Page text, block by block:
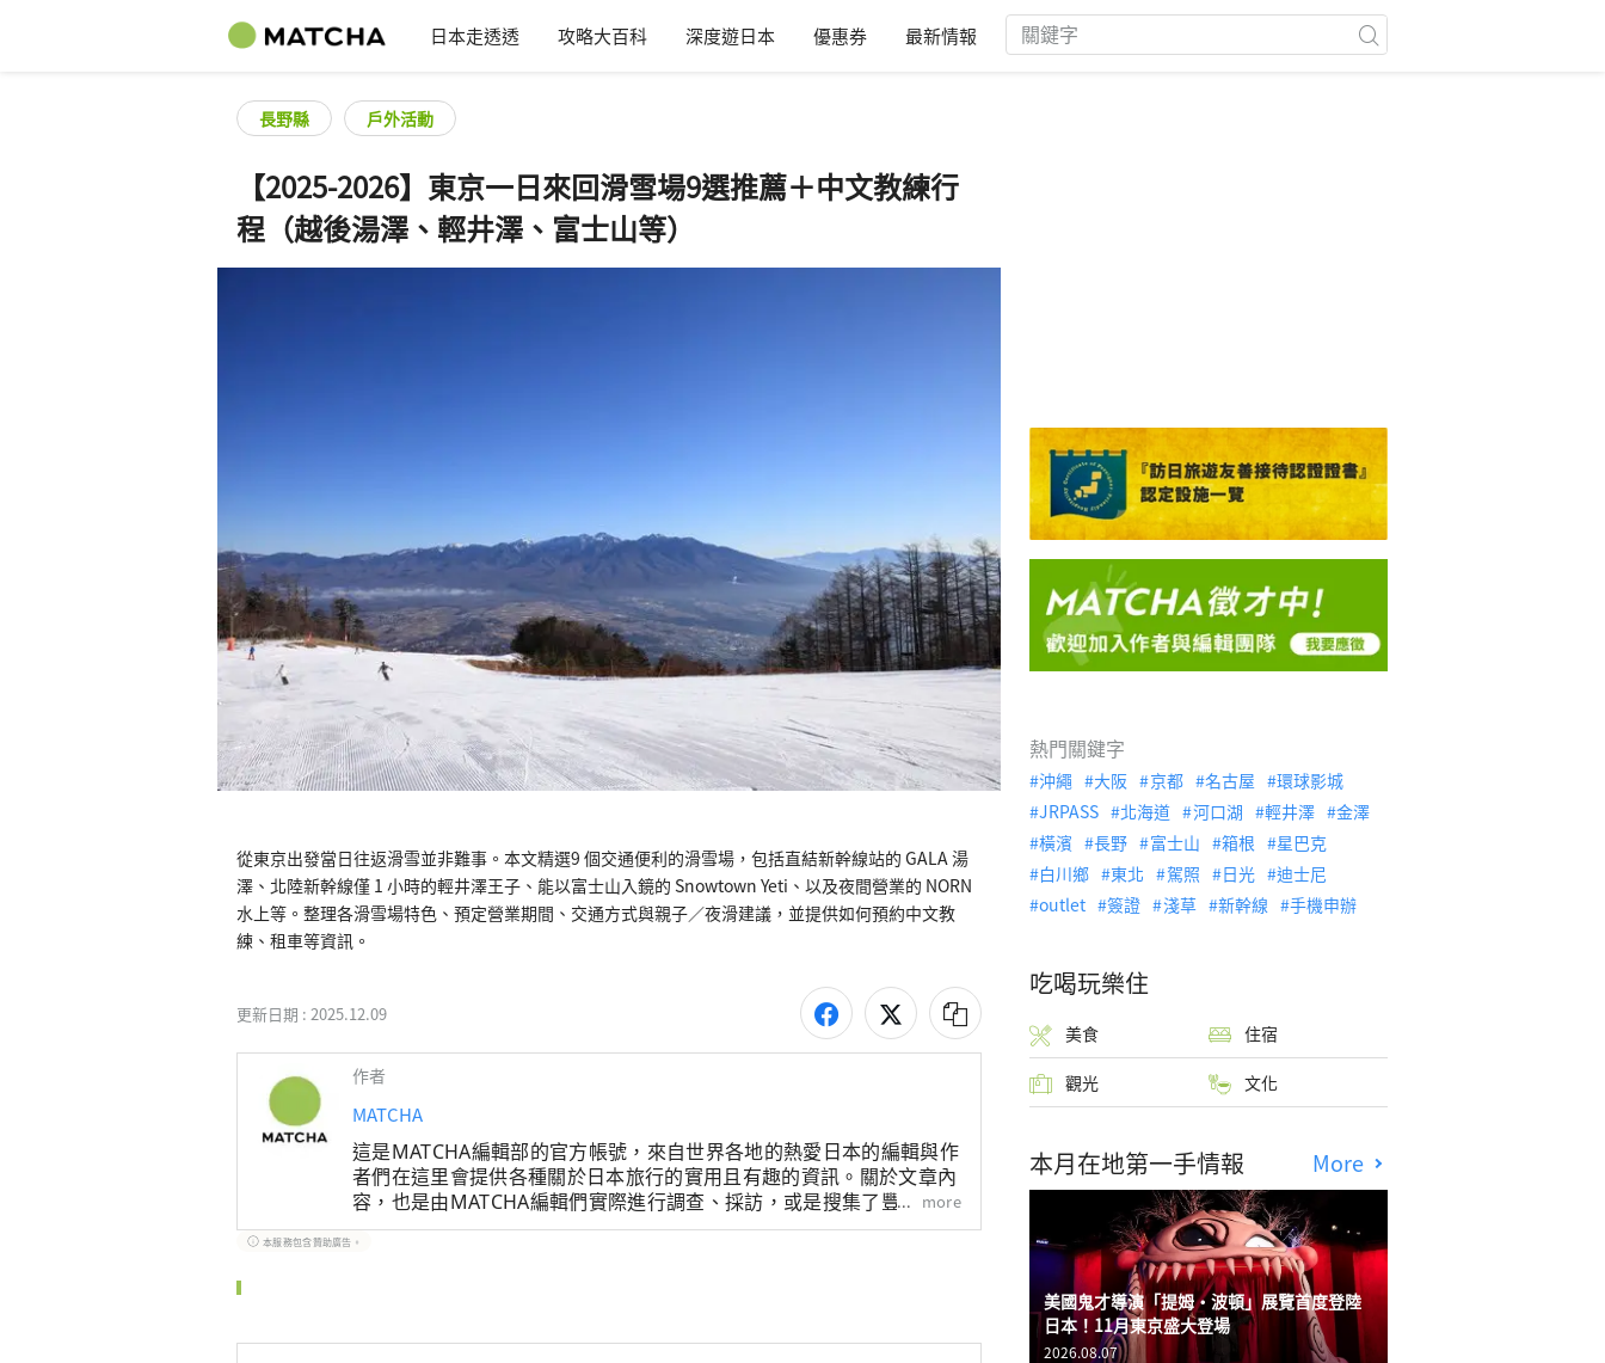
日本走透透 攻略大百科 深度遊日本 優惠券 最新情報
長野縣 戶外活動
【2025-2026】東京一日來回滑雪場9選推薦＋中文教練行
程（越後湯澤、輕井澤、富士山等）
從東京出發當日往返滑雪並非難事。本文精選9 個交通便利的滑雪場，包括直結新幹線站的 GALA 湯
澤、北陸新幹線僅 1 小時的輕井澤王子、能以富士山入鏡的 Snowtown Yeti、以及夜間營業的 NORN
水上等。整理各滑雪場特色、預定營業期間、交通方式與親子／夜滑建議，並提供如何預約中文教
練、租車等資訊。
更新日期 : 2025.12.09
作者
MATCHA
這是MATCHA編輯部的官方帳號，來自世界各地的熱愛日本的編輯與作
者們在這里會提供各種關於日本旅行的實用且有趣的資訊。關於文章內
容，也是由MATCHA編輯們實際進行調查、採訪，或是搜集了豐富的旅
遊情報後，根據這些資訊來撰寫文章。
more
本服務包含贊助廣告。
熱門關鍵字
沖繩 大阪 京都 名古屋
環球影城
JRPASS
北海道 河口湖 輕井澤
金澤
橫濱
長野 富士山 箱根
星巴克
白川鄉
東北 駕照 日光
迪士尼
outlet
簽證 淺草 新幹線 手機申辦
吃喝玩樂住
美食 住宿
觀光 文化
本月在地第一手情報 More
美國鬼才導演「提姆・波頓」展覽首度登陸
日本！11月東京盛大登場
2026.08.07